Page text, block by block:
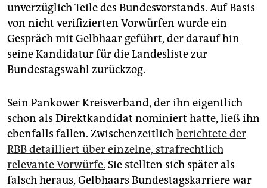
unverzüglich Teile des Bundesvorstands. Auf Basis
von nicht verifizierten Vorwürfen wurde ein
Gespräch mit Gelbhaar geführt, der darauf hin
seine Kandidatur für die Landesliste zur
Bundestagswahl zurückzog.
Sein Pankower Kreisverband, der ihn eigentlich
schon als Direktkandidat nominiert hatte, ließ ihn
ebenfalls fallen. Zwischenzeitlichberichtete der
RBB detailliert über einzelne, strafrechtlich
relevante Vorwürfe. Sie stellten sich später als
falsch heraus, Gelbhaars Bundestagskarriere war